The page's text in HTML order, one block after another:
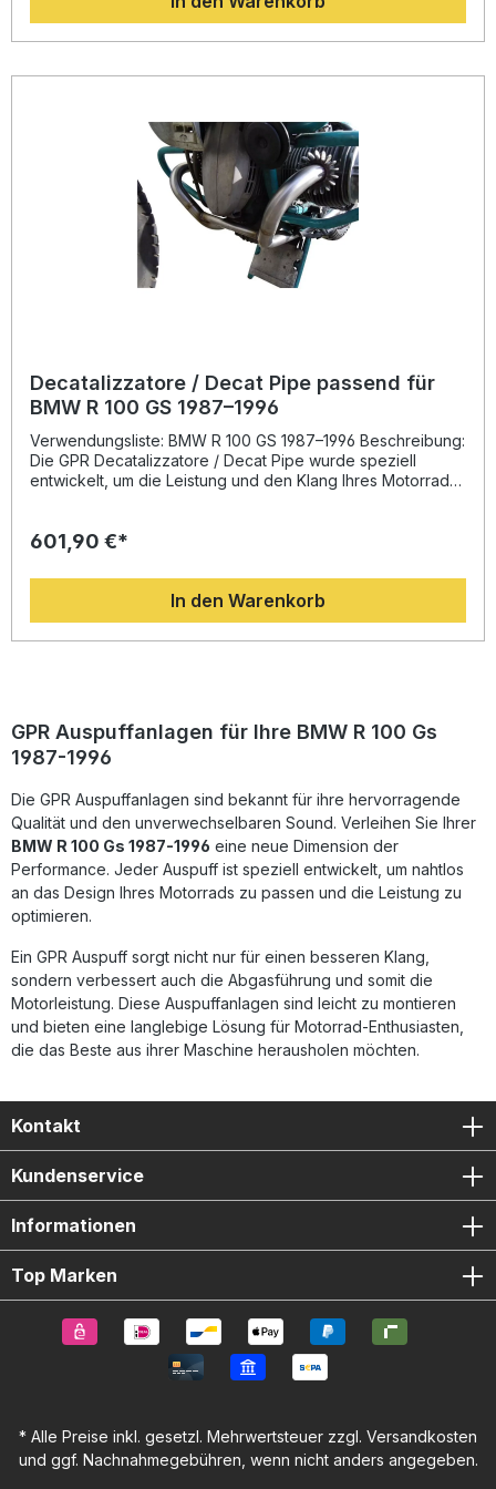
verbesserten Fahrdynamik und einem modernen Look. Der
abnehmbare db-Killer ermöglicht eine flexible Klangwahl,
gewährleistet. Gefertigt in Italien – für höchste
Sportlicher Sound mit EG-Zulassung Erhöhtes Drehmoment
und verbesserte Leistung Abnehmbarer db-Killer für
individuellen Sound Plug & Play Montage –
fahrzeugspezifisch angepasst Hergestellt in Italien aus
hochwertigen Materialien Lieferumfang: GPR Vintacone
Slip-On Endtopf Linkpipe Abnehmbarer db-Killer
Fahrzeugspezifische Halterungen Montagezubehör
Decatalizzatore / Decat Pipe passend für
BMW R 100 GS 1987–1996
Verwendungsliste: BMW R 100 GS 1987–1996 Beschreibung:
Die GPR Decatalizzatore / Decat Pipe wurde speziell
entwickelt, um die Leistung und den Klang Ihres Motorrads
abgestimmte Abgasanlage, die mit einem innovativen
einem leichteren System, einer verbesserten Gasannahme
und einem kernigen, sportlichen Sound, der das
Fahrerlebnis intensiviert. Zudem genießen Sie ein
ausgezeichnetes Preis-Leistungs-Verhältnis und profitieren
Deutliches Gewichtsersparnis gegenüber der Serienanlage
Plug-and-Play-Montage – einfache Installation ohne
Anpassungen Hergestellt in Italien mit DIN-zertifizierter
fahrzeugspezifischen Halterungen Montagematerial und
Zubehör
601,90 €*
In den Warenkorb
GPR Auspuffanlagen für Ihre BMW R 100 Gs
1987-1996
Die GPR Auspuffanlagen sind bekannt für ihre hervorragende
Qualität und den unverwechselbaren Sound. Verleihen Sie Ihrer
BMW R 100 Gs 1987-1996 eine neue Dimension der
Performance. Jeder Auspuff ist speziell entwickelt, um nahtlos
an das Design Ihres Motorrads zu passen und die Leistung zu
optimieren.
Ein GPR Auspuff sorgt nicht nur für einen besseren Klang,
sondern verbessert auch die Abgasführung und somit die
Motorleistung. Diese Auspuffanlagen sind leicht zu montieren
und bieten eine langlebige Lösung für Motorrad-Enthusiasten,
die das Beste aus ihrer Maschine herausholen möchten.
Kontakt
Kundenservice
Informationen
Top Marken
* Alle Preise inkl. gesetzl. Mehrwertsteuer zzgl. Versandkosten
und ggf. Nachnahmegebühren, wenn nicht anders angegeben.